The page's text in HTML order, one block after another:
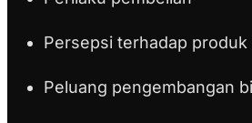
Persepsi terhadap produk
Peluang pengembangan